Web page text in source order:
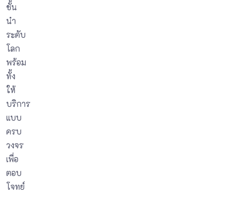
ชั้น
นำ
ระดับ
โลก
พร้อม
ทั้ง
ให้
บริการ
แบบ
ครบ
วงจร
เพื่อ
ตอบ
โจทย์